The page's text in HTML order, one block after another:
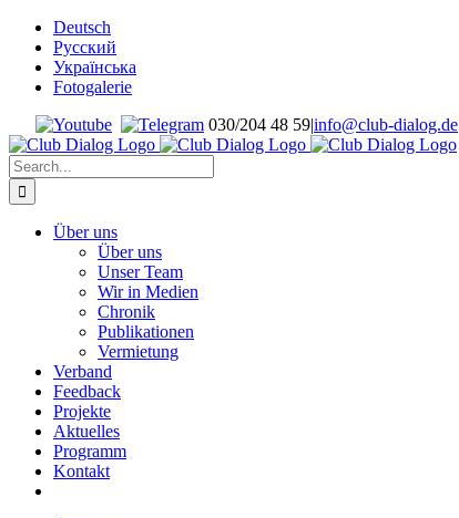
Skip
content
Deutsch
Русский
Українська
Fotogalerie
030/204 48 59|info@club-dialog.de
Search
for:
Über uns
Über uns
Unser Team
Wir in Medien
Chronik
Publikationen
Vermietung
Verband
Feedback
Projekte
Aktuelles
Programm
Kontakt